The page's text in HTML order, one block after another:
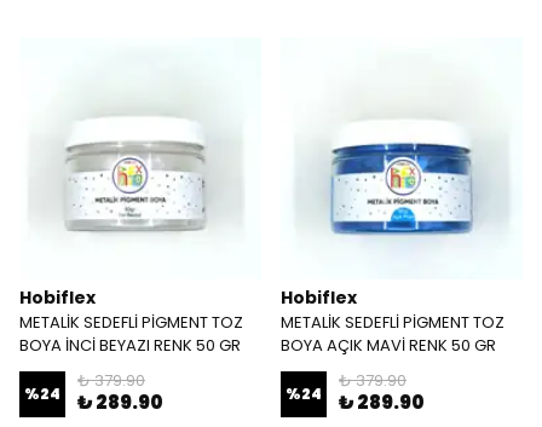
Hobiflex
METALİK SEDEFLİ PİGMENT TOZ
BOYA İNCİ BEYAZI RENK 50 GR
%24
₺ 379.90
₺ 289.90
Hobiflex
METALİK SEDEFLİ PİGMENT TOZ
BOYA AÇIK MAVİ RENK 50 GR
%24
₺ 379.90
₺ 289.90